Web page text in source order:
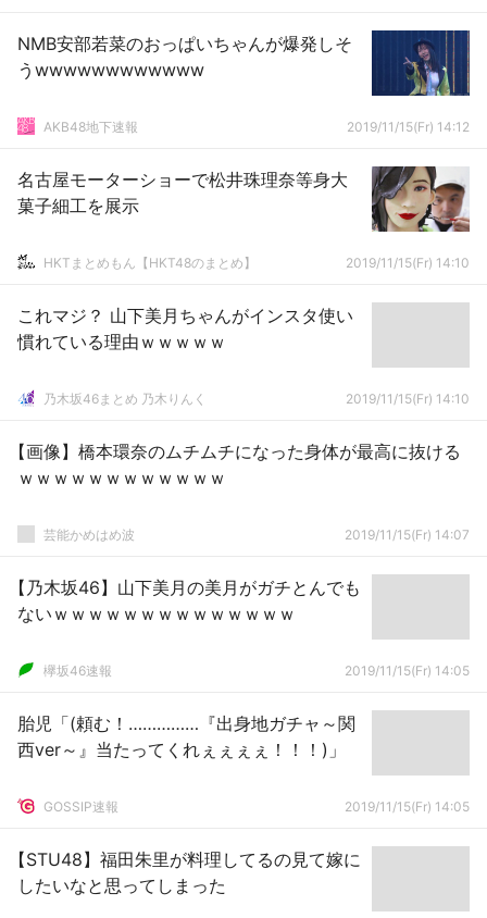
NMB安部若菜のおっぱいちゃんが爆発しそ
うwwwwwwwwwwww
AKB48地下速報 2019/11/15(Fr) 14:12
名古屋モーターショーで松井珠理奈等身大
菓子細工を展示
HKTまとめもん【HKT48のまとめ】 2019/11/15(Fr) 14:10
これマジ？ 山下美月ちゃんがインスタ使い
慣れている理由ｗｗｗｗｗ
乃木坂46まとめ 乃木りんく 2019/11/15(Fr) 14:10
【画像】橋本環奈のムチムチになった身体が最高に抜ける
ｗｗｗｗｗｗｗｗｗｗｗｗ
芸能かめはめ波 2019/11/15(Fr) 14:07
【乃木坂46】山下美月の美月がガチとんでも
ないｗｗｗｗｗｗｗｗｗｗｗｗｗｗ
欅坂46速報 2019/11/15(Fr) 14:05
胎児「(頼む！……………『出身地ガチャ～関
西ver～』当たってくれぇぇぇぇ！！！)」
GOSSIP速報 2019/11/15(Fr) 14:05
【STU48】福田朱里が料理してるの見て嫁に
したいなと思ってしまった